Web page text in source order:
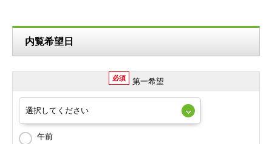
内覧希望日
必須 第一希望
午前